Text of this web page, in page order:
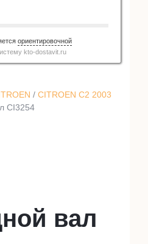
/ CITROEN C2 2003
CI3254
вал
ориентировочной
kto-dostavit.ru